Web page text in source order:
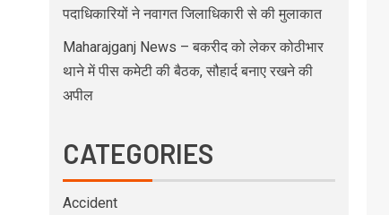
पदाधिकारियों ने नवागत जिलाधिकारी से की मुलाकात
Maharajganj News – बकरीद को लेकर कोठीभार
थाने में पीस कमेटी की बैठक, सौहार्द बनाए रखने की
अपील
CATEGORIES
Accident